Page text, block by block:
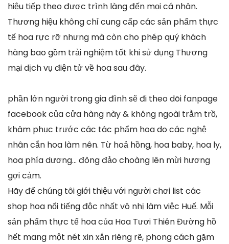
hiệu tiếp theo được trình làng đến mọi cá nhân.
Thương hiệu không chỉ cung cấp các sản phẩm thực
tế hoa rực rỡ nhưng mà còn cho phép quý khách
hàng bao gồm trải nghiệm tốt khi sử dụng Thương
mại dịch vụ điện tử về hoa sau đây.
phần lớn người trong gia đình sẽ đi theo dõi fanpage
facebook của cửa hàng này & không ngoài trằm trồ,
khâm phục trước các tác phẩm hoa do các nghệ
nhân cắn hoa làm nên. Từ hoả hồng, hoa baby, hoa ly,
hoa phía dương… đông đảo choàng lên mừi hương
gợi cảm.
Hãy để chúng tôi giới thiệu với người chơi list các
shop hoa nổi tiếng độc nhất vô nhị làm việc Huế. Mỗi
sản phẩm thực tế hoa của Hoa Tươi Thiên Đường hồ
hết mang một nét xin xắn riêng rẽ, phong cách gặm